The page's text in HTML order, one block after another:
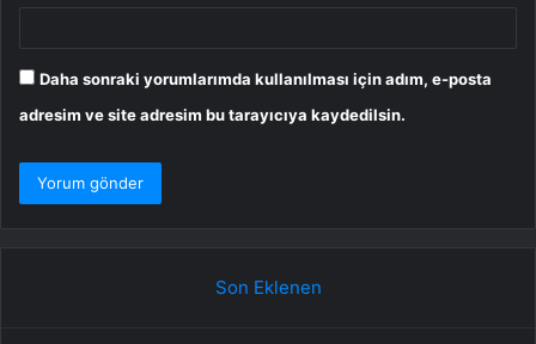
Daha sonraki yorumlarımda kullanılması için adım, e-posta
adresim ve site adresim bu tarayıcıya kaydedilsin.
Son Eklenen